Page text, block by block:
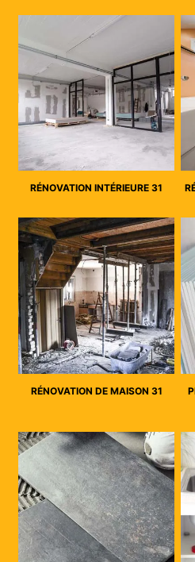
RÉNOVATION INTÉRIEURE 31
RÉNOVATION DE MAISON 31